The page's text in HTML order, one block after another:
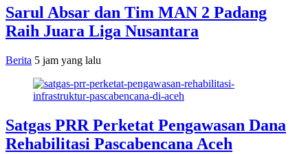
Sarul Absar dan Tim MAN 2 Padang
Raih Juara Liga Nusantara
Berita 5 jam yang lalu
Satgas PRR Perketat Pengawasan Dana
Rehabilitasi Pascabencana Aceh